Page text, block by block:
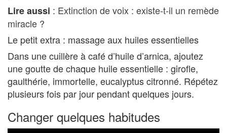
Lire aussi : Extinction de voix : existe-t-il un remède
miracle ?
Le petit extra : massage aux huiles essentielles
Dans une cuillère à café d’huile d’arnica, ajoutez
une goutte de chaque huile essentielle : girofle,
gaulthérie, immortelle, eucalyptus citronné. Répétez
plusieurs fois par jour pendant quelques jours.
Changer quelques habitudes